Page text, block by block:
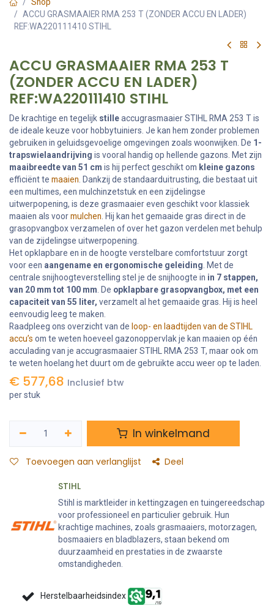
ACCU GRASMAAIER RMA 253 T (ZONDER ACCU EN LADER)
REF:WA220111410 STIHL
ACCU GRASMAAIER RMA 253 T
(ZONDER ACCU EN LADER)
REF:WA220111410 STIHL
De krachtige en tegelijk stilleaccugrasmaaier STIHL RMA 253 T is
de ideale keuze voor hobbytuiniers. Je kan hem zonder problemen
gebruiken in geluidsgevoelige omgevingen zoals woonwijken. De 1-
trapswielaandrijving is vooral handig op hellende gazons. Met zijn
maaibreedte van 51 cm is hij perfect geschikt om kleine gazons
efficiënt te maaien . Dankzij de standaarduitrusting, die bestaat uit
een multimes, een mulchinzetstuk en een zijdelingse
uitwerpopening, is deze grasmaaier even geschikt voor klassiek
maaien als voormulchen . Hij kan het gemaaide gras direct in de
grasopvangbox verzamelen of over het gazon verdelen met behulp
van de zijdelingse uitwerpopening.
Het opklapbare en in de hoogte verstelbare comfortstuur zorgt
voor een aangename en ergonomische geleiding . Met de
centrale snijhoogteverstelling stel je de snijhoogte in in 7 stappen,
van 20 mm tot 100 mm . De opklapbare grasopvangbox, met een
capaciteit van 55 liter, verzamelt al het gemaaide gras. Hij is heel
eenvoudig leeg te maken.
Raadpleeg ons overzicht van de loop- en laadtijden van de STIHL
accu’s om te weten hoeveel gazonoppervlak je kan maaien op één
acculading van je accugrasmaaier STIHL RMA 253 T, maar ook om
te weten hoelang het duurt om de gebruikte accu weer op te laden.
€ 577,68 Inclusief btw
per stuk
In winkelmand
Toevoegen aan verlanglijst Deel
STIHL
Stihl is marktleider in kettingzagen en tuingereedschap
voor professioneel en particulier gebruik. Hun
krachtige machines, zoals grasmaaiers, motorzagen,
bosmaaiers en bladblazers, staan bekend om
duurzaamheid en prestaties in de zwaarste
omstandigheden.
Herstelbaarheidsindex